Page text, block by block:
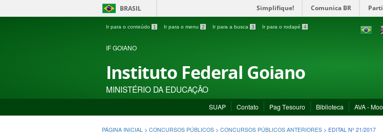
BRASIL Simplifique! Comunica BR
Ir para o conteúdo 1 Ir para o menu 2 Ir para a busca 3 Ir para o rodapé 4
IF GOIANO
Instituto Federal Goiano
MINISTÉRIO DA EDUCAÇÃO
SUAP Contato Pag Tesouro Biblioteca AVA -
PÁGINA INICIAL > CONCURSOS PÚBLICOS > CONCURSOS PÚBLICOS ANTERIORES > EDITAL Nº 21/2017